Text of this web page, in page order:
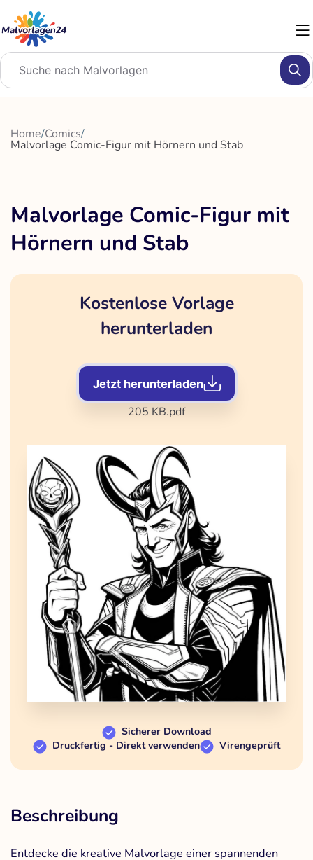
Inhalt
springen
Home/Comics/
Malvorlage Comic-Figur mit Hörnern und Stab
Malvorlage Comic-Figur mit
Hörnern und Stab
Kostenlose Vorlage
herunterladen
Jetzt herunterladen
205 KB.pdf
Sicherer Download
Druckfertig - Direkt verwenden
Virengeprüft
Beschreibung
Entdecke die kreative Malvorlage einer spannenden